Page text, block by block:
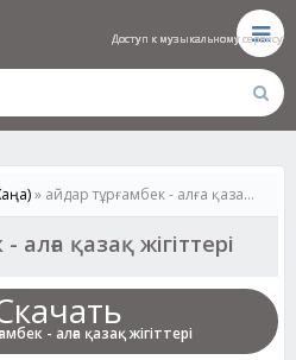
» айдар тұрғамбек - алға қазақ жігіттері
алға қазақ жігіттері
- алға қазақ жігіттері
Доступ к музыкальному сервису
Доступ к музыкальному сервису
Доступ к музыкальному сервису
Доступ к музыкальному сервису
Доступ к музыкальному сервису